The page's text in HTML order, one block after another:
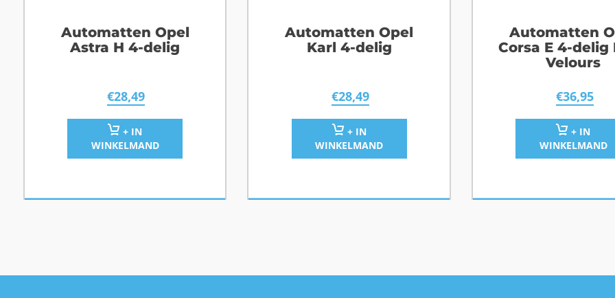
Automatten Opel
Astra H 4-delig
€28,49
+ IN
WINKELMAND
Automatten Opel
Karl 4-delig
€28,49
+ IN
WINKELMAND
Automatten
Corsa E 4-delig
Velours
€36,95
+ IN
WINKELMAND